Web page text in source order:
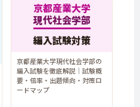
京都産業大学
現代社会学部
編入試験対策
京都産業大学現代社会学部の
編入試験を徹底解説｜試験概
要・倍率・出題傾向・対策ロ
ードマップ